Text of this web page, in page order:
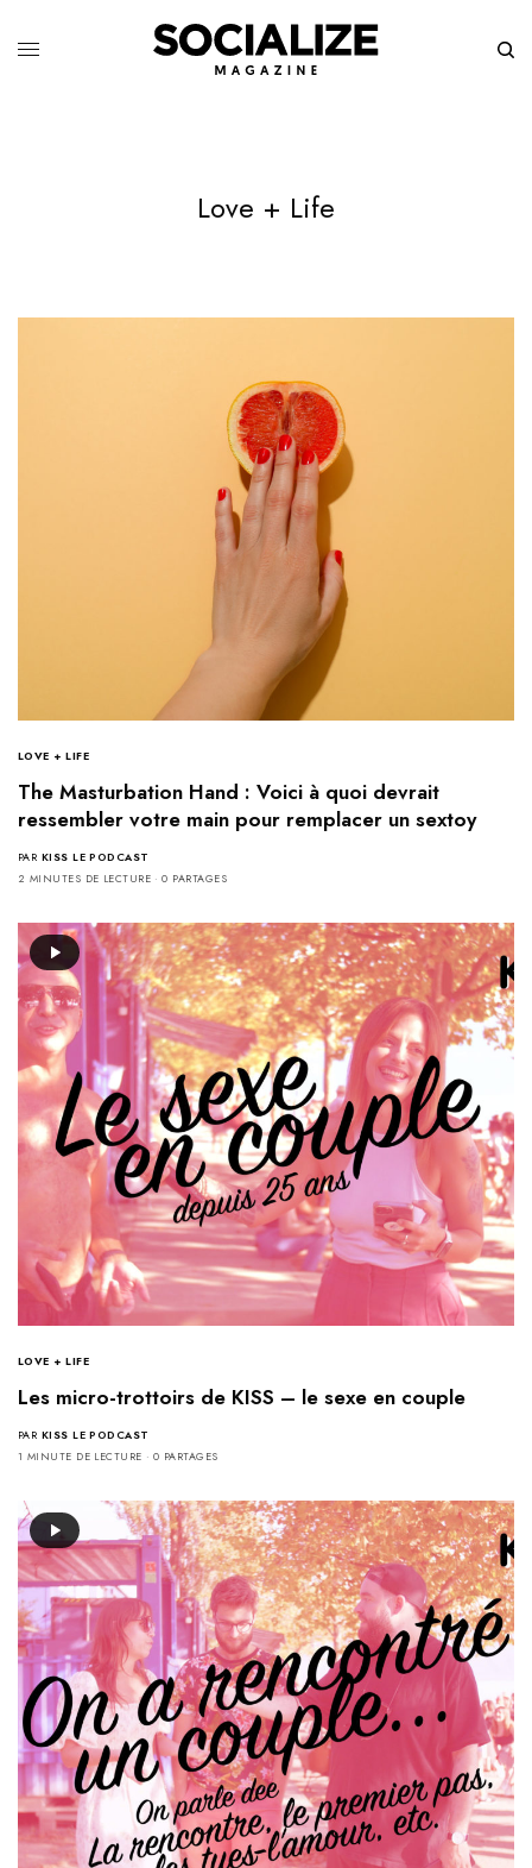
Love + Life
LOVE + LIFE
The Masturbation Hand : Voici à quoi devrait
ressembler votre main pour remplacer un sextoy
PAR KISS LE PODCAST
2 MINUTES DE LECTURE
0 PARTAGES
LOVE + LIFE
Les micro-trottoirs de KISS – le sexe en couple
PAR KISS LE PODCAST
1 MINUTE DE LECTURE
0 PARTAGES